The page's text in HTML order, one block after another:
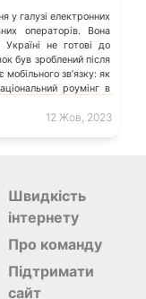
у галузі електронних
операторів. Вона
не готові до
був зроблений після
звʼязку: як
роумінг в
12 Жов, 2023
Швидкість
інтернету
Про команду
Підтримати
сайт